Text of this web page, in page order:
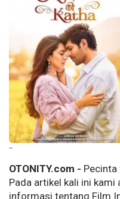
--
OTONITY.com -
Pada artikel kali ini kami
informasi tentang Film